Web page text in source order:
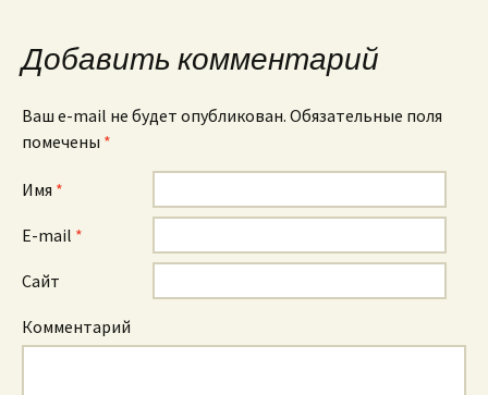
записям
Добавить комментарий
Ваш e-mail не будет опубликован. Обязательные поля
помечены *
Имя *
E-mail *
Сайт
Комментарий